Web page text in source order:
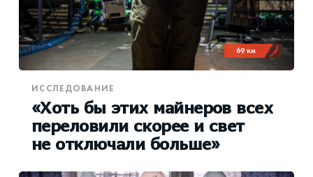
69 км
ИССЛЕДОВАНИЕ
«Хоть бы этих майнеров всех
переловили скорее и свет
не отключали больше»